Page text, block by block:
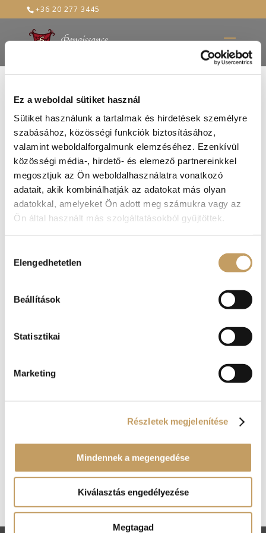
Ez a weboldal sütiket használ
Sütiket használunk a tartalmak és hirdetések személyre
szabásához, közösségi funkciók biztosításához,
valamint weboldalforgalmunk elemzéséhez. Ezenkívül
közösségi média-, hirdető- és elemező partnereinkkel
megosztjuk az Ön weboldalhasználatra vonatkozó
adatait, akik kombinálhatják az adatokat más olyan
adatokkal, amelyeket Ön adott meg számukra vagy az
Ön által használt más szolgáltatásokból gyűjtöttek.
kiválasztása
Elengedhetetlen
Beállítások
Statisztikai
Marketing
Részletek megjelenítése
Mindennek a megengedése
Kiválasztás engedélyezése
Megtagad
+36 20 277 3445
teraszról 3
2021-ápr-22
Nincsenek termékek a kosárban.